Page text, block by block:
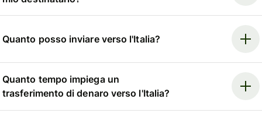
Quanto posso inviare verso l'Italia?
Quanto tempo impiega un
trasferimento di denaro verso l'Italia?